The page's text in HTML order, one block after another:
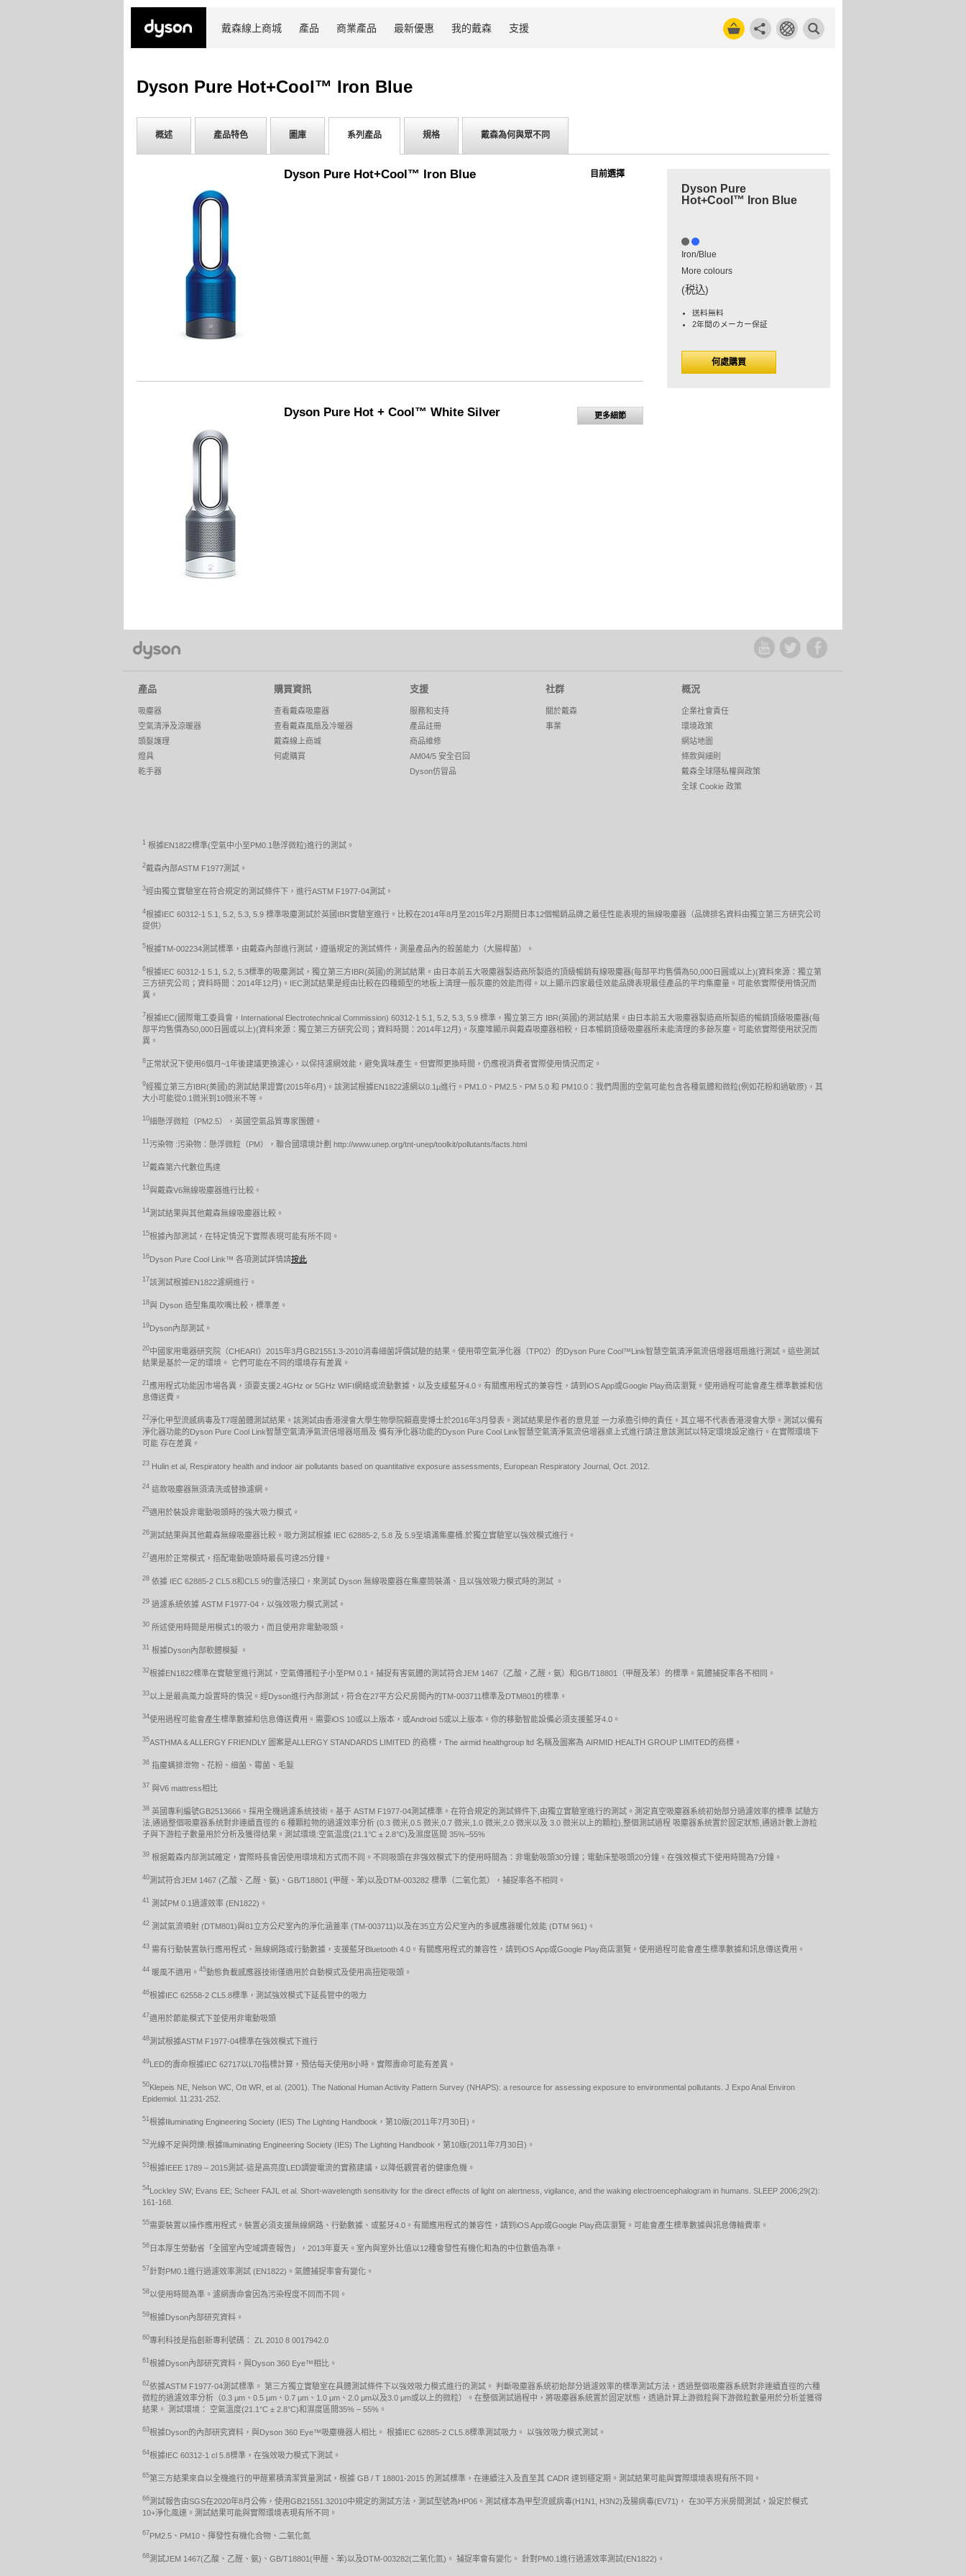
戴森線上商城 產品 商業產品 最新優惠 我的戴森 支援
Dyson Pure Hot+Cool™ Iron Blue
概述 產品特色 圖庫 系列產品 規格 戴森為何與眾不同
目前選擇
Dyson Pure Hot+Cool™ Iron Blue
Dyson Pure Hot + Cool™ White Silver 更多細節
Dyson Pure
Hot+Cool™ Iron Blue
Iron/Blue
More colours
(税込)
送料無料
2年間のメーカー保証
何處購買
產品
吸塵器
空氣清淨及涼暖器
頭髮護理
燈具
乾手器
購買資訊
查看戴森吸塵器
查看戴森風扇及冷暖器
戴森線上商城
何處購買
支援
服務和支持
產品註冊
商品維修
AM04/5 安全召回
Dyson仿冒品
社群
關於戴森
事業
概況
企業社會責任
環境政策
網站地圖
條款與細則
戴森全球隱私權與政策
全球 Cookie 政策
1 根據EN1822標準(空氣中小至PM0.1懸浮微粒)進行的測試。
2戴森內部ASTM F1977測試。
3經由獨立實驗室在符合規定的測試條件下，進行ASTM F1977-04測試。
4根據IEC 60312-1 5.1, 5.2, 5.3, 5.9 標準吸塵測試於英國IBR實驗室進行。比較在2014年8月至2015年2月期間日本12個暢銷品牌之最佳性能表現的無線吸塵器（品牌排名資料由獨立第三方研究公司
提供）
5根據TM-002234測試標準，由戴森內部進行測試，遵循規定的測試條件，測量產品內的殺菌能力（大腸桿菌）。
6根據IEC 60312-1 5.1, 5.2, 5.3標準的吸塵測試，獨立第三方IBR(英國)的測試結果。由日本前五大吸塵器製造商所製造的頂級暢銷有線吸塵器(每部平均售價為50,000日圓或以上)(資料來源：獨立第
三方研究公司；資料時間：2014年12月)。IEC測試結果是經由比較在四種類型的地板上清理一般灰塵的效能而得。以上顯示四家最佳效能品牌表現最佳產品的平均集塵量。可能依實際使用情況而
異。
7根據IEC(國際電工委員會，International Electrotechnical Commission) 60312-1 5.1, 5.2, 5.3, 5.9 標準，獨立第三方 IBR(英國)的測試結果。由日本前五大吸塵器製造商所製造的暢銷頂級吸塵器(每
部平均售價為50,000日圓或以上)(資料來源：獨立第三方研究公司；資料時間：2014年12月)。灰塵堆顯示與戴森吸塵器相較，日本暢銷頂級吸塵器所未能清理的多餘灰塵。可能依實際使用狀況而
異。
8正常狀況下使用6個月~1年後建議更換濾心，以保持濾網效能，避免異味產生。但實際更換時間，仍應視消費者實際使用情況而定。
9經獨立第三方IBR(美國)的測試結果證實(2015年6月)。該測試根據EN1822濾網以0.1µ進行。PM1.0、PM2.5、PM 5.0 和 PM10.0：我們周圍的空氣可能包含各種氣體和微粒(例如花粉和過敏原)，其
大小可能從0.1微米到10微米不等。
10細懸浮微粒（PM2.5），英國空氣品質專家團體。
11污染物 :污染物：懸浮微粒（PM），聯合國環境計劃 http://www.unep.org/tnt-unep/toolkit/pollutants/facts.html
12戴森第六代數位馬達
13與戴森V6無線吸塵器進行比較。
14測試結果與其他戴森無線吸塵器比較。
15根據內部測試，在特定情況下實際表現可能有所不同。
16Dyson Pure Cool Link™ 各項測試詳情請按此
17該測試根據EN1822濾網進行。
18與 Dyson 造型集風吹嘴比較，標準差。
19Dyson內部測試。
20中國家用電器研究院（CHEARI）2015年3月GB21551.3-2010消毒細菌評價試驗的結果。使用帶空氣淨化器（TP02）的Dyson Pure Cool™Link智慧空氣清淨氣流倍增器塔扇進行測試。這些測試
結果是基於一定的環境。 它們可能在不同的環境存有差異。
21應用程式功能因市場各異，須要支援2.4GHz or 5GHz WIFI網絡或流動數據，以及支緩藍牙4.0。有關應用程式的兼容性，請到iOS App或Google Play商店瀏覽。使用過程可能會產生標準數據和信
息傳送費。
22淨化甲型流感病毒及T7噬菌體測試結果。該測試由香港浸會大學生物學院賴嘉雯博士於2016年3月發表。測試結果是作者的意見並 一力承擔引伸的責任。其立場不代表香港浸會大學。測試以備有
淨化器功能的Dyson Pure Cool Link智慧空氣清淨氣流倍增器塔扇及 備有淨化器功能的Dyson Pure Cool Link智慧空氣清淨氣流倍增器桌上式進行請注意該測試以特定環境設定進行。在實際環境下
可能 存在差異。
23 Hulin et al, Respiratory health and indoor air pollutants based on quantitative exposure assessments, European Respiratory Journal, Oct. 2012.
24 這款吸塵器無須清洗或替換濾網。
25適用於裝設非電動吸頭時的強大吸力模式。
26測試結果與其他戴森無線吸塵器比較。吸力測試根據 IEC 62885-2, 5.8 及 5.9至填滿集塵桶.於獨立實驗室以強效模式進行。
27適用於正常模式，搭配電動吸頭時最長可達25分鐘。
28 依據 IEC 62885-2 CL5.8和CL5.9的靈活接口，來測試 Dyson 無線吸塵器在集塵筒裝滿、且以強效吸力模式時的測試 。
29 過濾系統依據 ASTM F1977-04，以強效吸力模式測試。
30 所述使用時間是用模式1的吸力，而且使用非電動吸頭。
31 根據Dyson內部軟體模擬 。
32根據EN1822標準在實驗室進行測試，空氣傳播粒子小至PM 0.1。捕捉有害氣體的測試符合JEM 1467（乙酸，乙醛，氨）和GB/T18801（甲醛及苯）的標準。氣體捕捉率各不相同。
33以上是最高風力設置時的情況。經Dyson進行內部測試，符合在27平方公尺房間內的TM-003711標準及DTM801的標準。
34使用過程可能會產生標準數據和信息傳送費用。需要iOS 10或以上版本，或Android 5或以上版本。你的移動智能設備必須支援藍牙4.0。
35ASTHMA & ALLERGY FRIENDLY 圖案是ALLERGY STANDARDS LIMITED 的商標，The airmid healthgroup ltd 名稱及圖案為 AIRMID HEALTH GROUP LIMITED的商標。
36 指塵螨排泄物、花粉、细菌、霉菌、毛髮
37 與V6 mattress相比
38 英國專利編號GB2513666。採用全機過濾系统技術。基于 ASTM F1977-04測試標準。在符合規定的測試條件下,由獨立實驗室進行的測試。測定真空吸塵器系统初始部分過濾效率的標準 試驗方
法,通過整個吸塵器系统對非連續直徑的 6 種顆粒物的過濾效率分析 (0.3 微米,0.5 微米,0.7 微米,1.0 微米,2.0 微米以及 3.0 微米以上的顆粒),整個測試過程 吸塵器系统置於固定狀態,通過計數上游粒
子與下游粒子數量用於分析及獲得结果。測試環境:空氣温度(21.1°C ± 2.8°C)及濕度區間 35%−55%
39 根据戴森内部測試確定，實際時長會因使用環境和方式而不同。不同吸頭在非强效模式下的使用時間為：非電動吸頭30分鐘；電動床墊吸頭20分鐘。在强效模式下使用時間為7分鐘。
40測試符合JEM 1467 (乙酸、乙醛、氨)、GB/T18801 (甲醛、苯)以及DTM-003282 標準（二氧化氮），捕捉率各不相同。
41 測試PM 0.1過濾效率 (EN1822)。
42 測試氣流噴射 (DTM801)與81立方公尺室內的淨化涵蓋率 (TM-003711)以及在35立方公尺室內的多感應器暖化效能 (DTM 961)。
43 需有行動裝置執行應用程式、無線網路或行動數據，支援藍牙Bluetooth 4.0。有關應用程式的兼容性，請到iOS App或Google Play商店瀏覽。使用過程可能會產生標準數據和訊息傳送費用。
44 暖風不適用。 45動態負載感應器技術僅適用於自動模式及使用高扭矩吸頭。
46根據IEC 62558-2 CL5.8標準，測試強效模式下延長管中的吸力
47適用於節能模式下並使用非電動吸頭
48測試根據ASTM F1977-04標準在強效模式下進行
49LED的壽命根據IEC 62717以L70指標計算，預估每天使用8小時。實際壽命可能有差異。
50Klepeis NE, Nelson WC, Ott WR, et al. (2001). The National Human Activity Pattern Survey (NHAPS): a resource for assessing exposure to environmental pollutants. J Expo Anal Environ
Epidemiol. 11:231-252.
51根據Illuminating Engineering Society (IES) The Lighting Handbook，第10版(2011年7月30日)。
52光線不足與閃爍:根據Illuminating Engineering Society (IES) The Lighting Handbook，第10版(2011年7月30日)。
53根據IEEE 1789 – 2015測試-這是高亮度LED調變電流的實務建議，以降低觀賞者的健康危機。
54Lockley SW; Evans EE; Scheer FAJL et al. Short-wavelength sensitivity for the direct effects of light on alertness, vigilance, and the waking electroencephalogram in humans. SLEEP 2006;29(2):
161-168.
55需要裝置以操作應用程式。裝置必須支援無線網路、行動數據、或藍牙4.0。有關應用程式的兼容性，請到iOS App或Google Play商店瀏覽。可能會產生標準數據與訊息傳輸費率。
56 日本厚生勞動省「全國室內空域調查報告」，2013年夏天。室內與室外比值以12種會發性有機化和為的中位數值為準。
57針對PM0.1進行過濾效率測試 (EN1822)。氣體捕捉率會有變化。
58以使用時間為準。濾網壽命會因為污染程度不同而不同。
59根據Dyson內部研究資料。
60專利科技是指創新專利號碼： ZL 2010 8 0017942.0
61根據Dyson內部研究資料，與Dyson 360 Eye™相比。
62依據ASTM F1977-04測試標準。 第三方獨立實驗室在具體測試條件下以強效吸力模式進行的測試。 判斷吸塵器系統初始部分過濾效率的標準測試方法，透過整個吸塵器系統對非連續直徑的六種
微粒的過濾效率分析（0.3 μm、0.5 μm、0.7 μm、1.0 μm、2.0 μm以及3.0 μm或以上的微粒）。在整個測試過程中，將吸塵器系統置於固定狀態，透過計算上游微粒與下游微粒數量用於分析並獲得
結果。 測試環境： 空氣溫度(21.1°C ± 2.8°C)和濕度區間35% – 55%。
63根據Dyson的內部研究資料，與Dyson 360 Eye™吸塵機器人相比。 根據IEC 62885-2 CL5.8標準測試吸力。 以強效吸力模式測試。
64根據IEC 60312-1 cl 5.8標準，在強效吸力模式下測試。
65第三方結果來自以全機進行的甲醛累積清潔質量測試，根據 GB / T 18801-2015 的測試標準，在連續注入及直至其 CADR 達到穩定期。測試結果可能與實際環境表現有所不同。
66測試報告由SGS在2020年8月公佈，使用GB21551.32010中規定的測試方法，測試型號為HP06。測試樣本為甲型流感病毒(H1N1, H3N2)及腸病毒(EV71)， 在30平方米房間測試，設定於模式
10+淨化風速。測試結果可能與實際環境表現有所不同。
67PM2.5、PM10、揮發性有機化合物、二氧化氮
68測試JEM 1467(乙酸、乙醛、氨)、GB/T18801(甲醛、苯)以及DTM-003282(二氧化氮)。 捕捉率會有變化。 針對PM0.1進行過濾效率測試(EN1822)。